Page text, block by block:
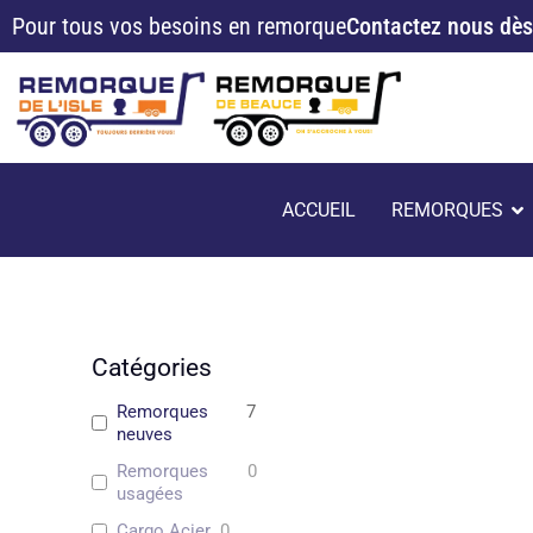
Aller
au
Pour tous vos besoins en remorqueContactez nous
ACCUEIL REMORQUES
Catégories
Remorques
neuves
7
Remorques
usagées
0